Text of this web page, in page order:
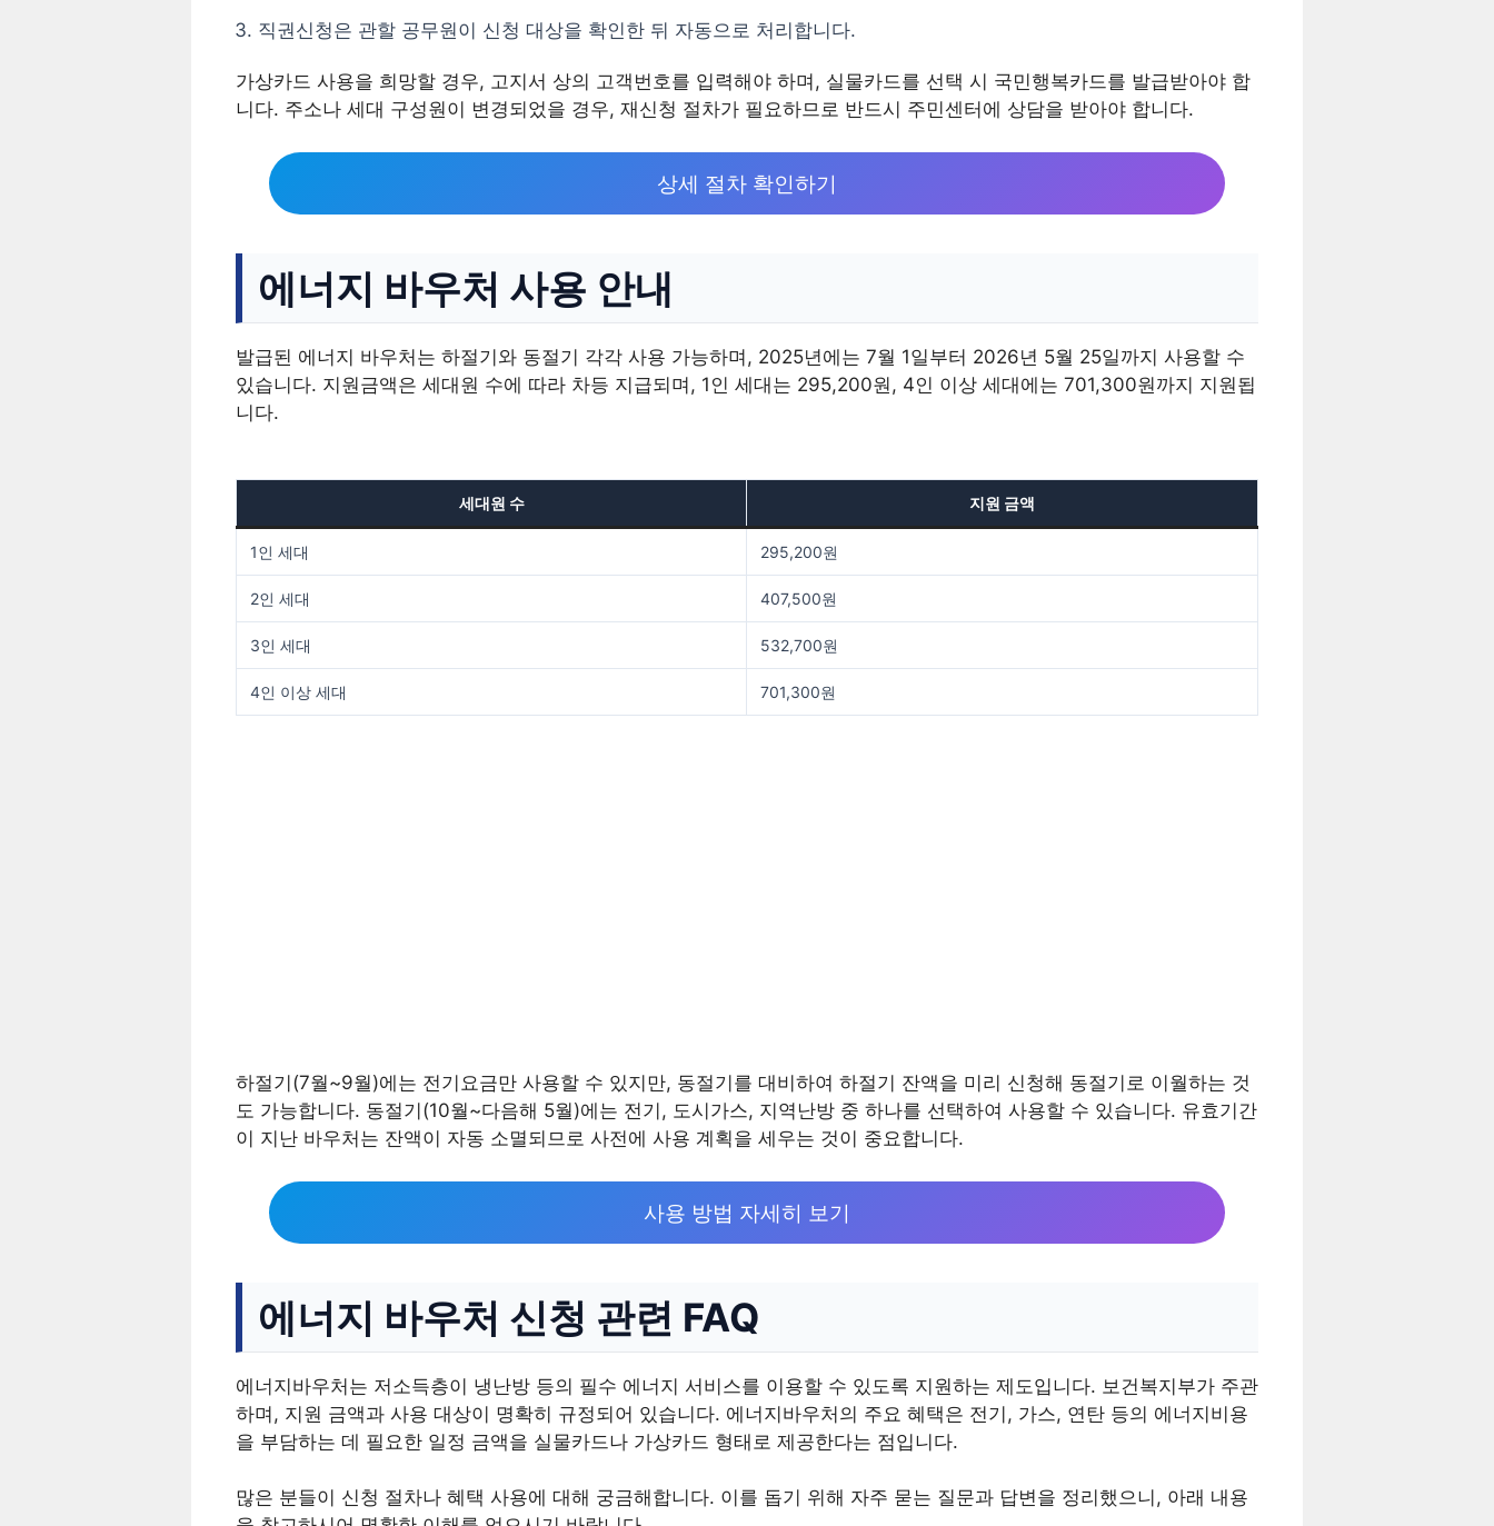
직권신청은 관할 공무원이 신청 대상을 확인한 뒤 자동으로 처리합니다.
가상카드 사용을 희망할 경우, 고지서 상의 고객번호를 입력해야 하며, 실물카드를 선택 시 국민행복카드를 발급받아야 합
니다. 주소나 세대 구성원이 변경되었을 경우, 재신청 절차가 필요하므로 반드시 주민센터에 상담을 받아야 합니다.
상세 절차 확인하기
에너지 바우처 사용 안내
발급된 에너지 바우처는 하절기와 동절기 각각 사용 가능하며, 2025년에는 7월 1일부터 2026년 5월 25일까지 사용할 수
있습니다. 지원금액은 세대원 수에 따라 차등 지급되며, 1인 세대는 295,200원, 4인 이상 세대에는 701,300원까지 지원됩
니다.
세대원 수 지원 금액
1인 세대 295,200원
2인 세대 407,500원
3인 세대 532,700원
4인 이상 세대 701,300원
하절기(7월~9월)에는 전기요금만 사용할 수 있지만, 동절기를 대비하여 하절기 잔액을 미리 신청해 동절기로 이월하는 것
도 가능합니다. 동절기(10월~다음해 5월)에는 전기, 도시가스, 지역난방 중 하나를 선택하여 사용할 수 있습니다. 유효기간
이 지난 바우처는 잔액이 자동 소멸되므로 사전에 사용 계획을 세우는 것이 중요합니다.
사용 방법 자세히 보기
에너지 바우처 신청 관련 FAQ
에너지바우처는 저소득층이 냉난방 등의 필수 에너지 서비스를 이용할 수 있도록 지원하는 제도입니다. 보건복지부가 주관
하며, 지원 금액과 사용 대상이 명확히 규정되어 있습니다. 에너지바우처의 주요 혜택은 전기, 가스, 연탄 등의 에너지비용
을 부담하는 데 필요한 일정 금액을 실물카드나 가상카드 형태로 제공한다는 점입니다.
많은 분들이 신청 절차나 혜택 사용에 대해 궁금해합니다. 이를 돕기 위해 자주 묻는 질문과 답변을 정리했으니, 아래 내용